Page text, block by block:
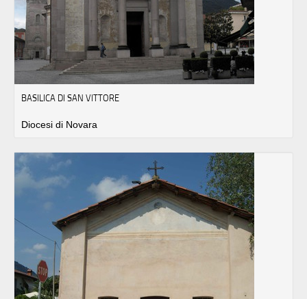
BASILICA DI SAN VITTORE
Diocesi di Novara